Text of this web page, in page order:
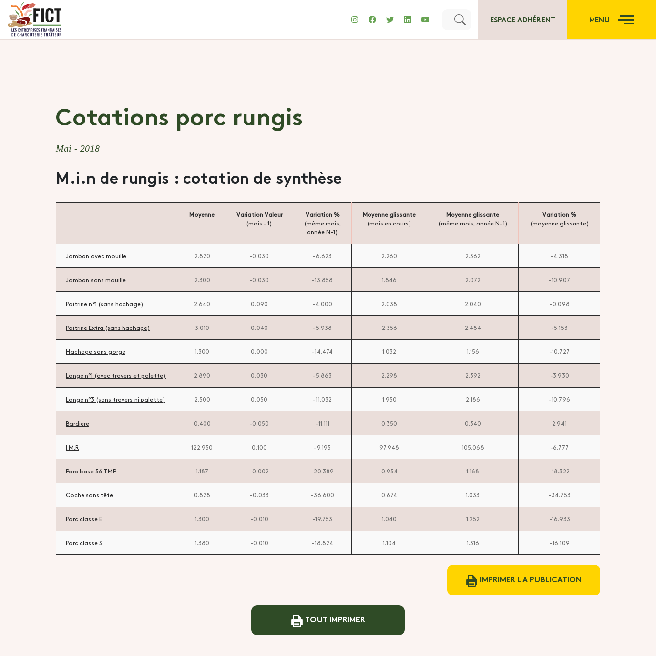
ESPACE ADHÉRENT MENU
Cotations porc rungis
Mai - 2018
M.i.n de rungis : cotation de synthèse
Moyenne
Variation Valeur
(mois - 1)
Variation %
(même mois,
année N-1)
Moyenne glissante
(mois en cours)
Moyenne glissante
(même mois, année N-1)
Variation %
(moyenne glissante)
Jambon avec mouille 2.820 -0.030 -6.623 2.260 2.362 -4.318
Jambon sans mouille 2.300 -0.030 -13.858 1.846 2.072 -10.907
Poitrine n°1 (sans hachage) 2.640 0.090 -4.000 2.038 2.040 -0.098
Poitrine Extra (sans hachage) 3.010 0.040 -5.938 2.356 2.484 -5.153
Hachage sans gorge 1.300 0.000 -14.474 1.032 1.156 -10.727
Longe n°1 (avec travers et palette) 2.890 0.030 -5.863 2.298 2.392 -3.930
Longe n°3 (sans travers ni palette) 2.500 0.050 -11.032 1.950 2.186 -10.796
Bardiere 0.400 -0.050 -11.111 0.350 0.340 2.941
I.M.R 122.950 0.100 -9.195 97.948 105.068 -6.777
Porc base 56 TMP 1.187 -0.002 -20.389 0.954 1.168 -18.322
Coche sans tête 0.828 -0.033 -36.600 0.674 1.033 -34.753
Porc classe E 1.300 -0.010 -19.753 1.040 1.252 -16.933
Porc classe S 1.380 -0.010 -18.824 1.104 1.316 -16.109
IMPRIMER LA PUBLICATION
TOUT IMPRIMER